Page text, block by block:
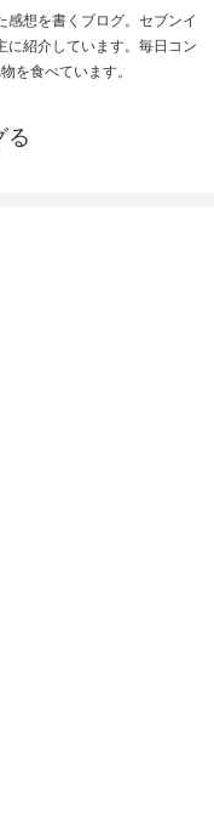
感想を書くブログ。セブンイ
に紹介しています。毎日コン
を食べています。
る